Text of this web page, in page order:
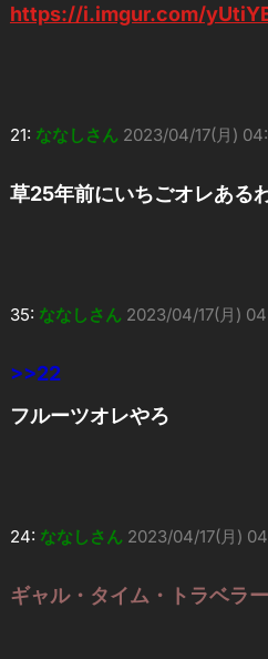
https://i.imgur.com/
21: ななしさん 2023/04/17(月)
草25年前にいちごオレある
35: ななしさん 2023/04/17(月)
>>22
フルーツオレやろ
24: ななしさん 2023/04/17(月)
ギャル・タイム・トラベラー